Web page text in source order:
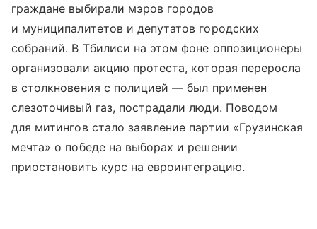
граждане выбирали мэров городов
и муниципалитетов и депутатов городских
собраний. В Тбилиси на этом фоне оппозиционеры
организовали акцию протеста, которая переросла
в столкновения с полицией — был применен
слезоточивый газ, пострадали люди. Поводом
для митингов стало заявление партии «Грузинская
мечта» о победе на выборах и решении
приостановить курс на евроинтеграцию.